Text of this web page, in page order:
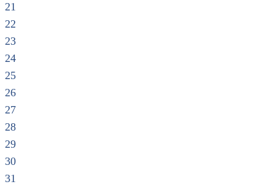
21
22
23
24
25
26
27
28
29
30
31